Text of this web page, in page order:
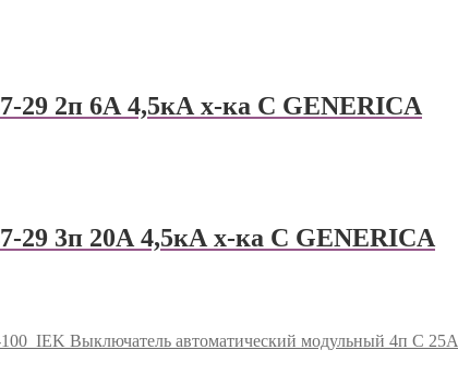
29 2п 6А 4,5кА х-ка С GENERICА
29 3п 20А 4,5кА х-ка С GENERICА
IEK Выключатель автоматический модульный 4п C